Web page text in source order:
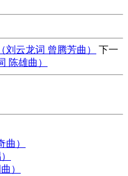
刘云龙词 曾腾芳曲）
下一
陈雄曲）
）
）